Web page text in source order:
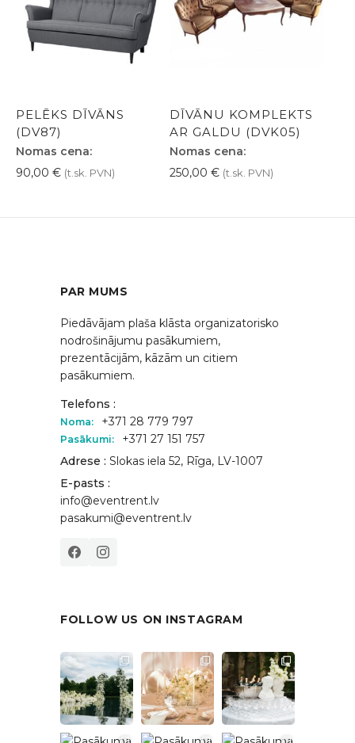
PELĒKS DĪVĀNS
(DV87)
Nomas cena:
90,00 € (t.sk. PVN)
DĪVĀNU KOMPLEKTS
AR GALDU (DVK05)
Nomas cena:
250,00 € (t.sk. PVN)
PAR MUMS
Piedāvājam plaša klāsta organizatorisko
nodrošinājumu pasākumiem,
prezentācijām, kāzām un citiem
pasākumiem.
Telefons :
Noma: +371 28 779 797
Pasākumi:
+371 27 151 757
Adrese : Slokas iela 52, Rīga, LV-1007
E-pasts :
info@eventrent.lv
pasakumi@eventrent.lv
FOLLOW US ON INSTAGRAM